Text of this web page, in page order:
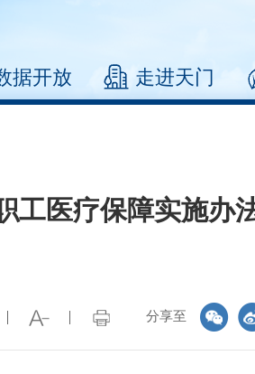
据开放 走进天门
工医疗保障实施办
分享至